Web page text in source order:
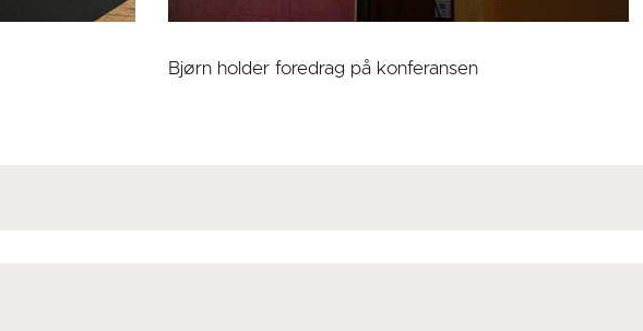
Bjørn holder foredrag på konferansen